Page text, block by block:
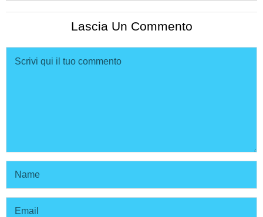
Lascia Un Commento